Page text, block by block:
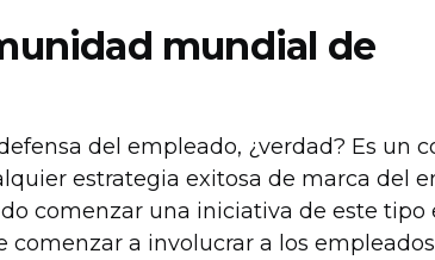
mundial de
del empleado, ¿verdad? Es un
estrategia exitosa de marca del
comenzar una iniciativa de este tipo
comenzar a involucrar a los